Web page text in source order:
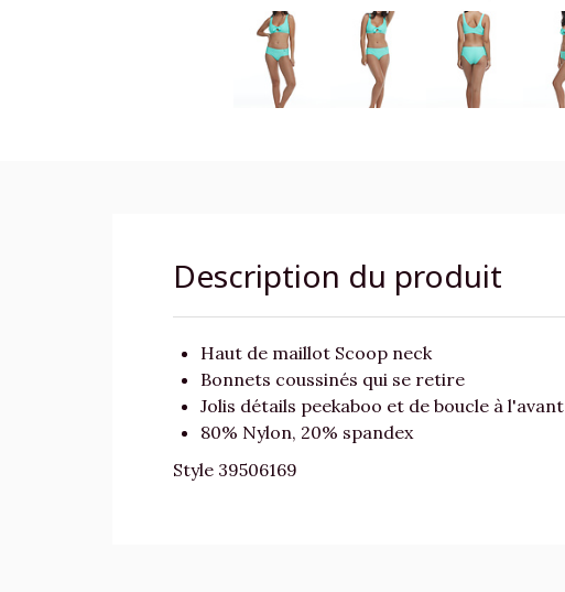
Description du produit
Haut de maillot Scoop neck
Bonnets coussinés qui se retire
Jolis détails peekaboo et de boucle à l'avant
80% Nylon, 20% spandex
Style 39506169